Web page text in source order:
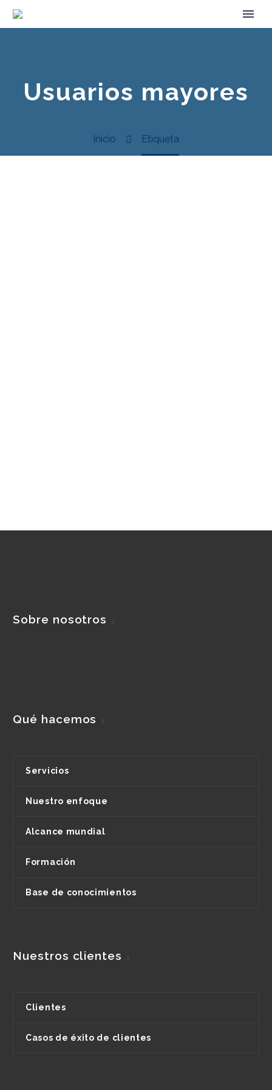
Usuarios mayores
Inicio Etiqueta
Sobre nosotros
Qué hacemos
Servicios
Nuestro enfoque
Alcance mundial
Formación
Base de conocimientos
Nuestros clientes
Clientes
Casos de éxito de clientes